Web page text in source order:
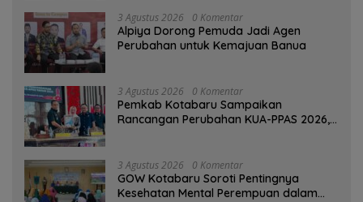
3 Agustus 2026 0 Komentar
‎Alpiya Dorong Pemuda Jadi Agen
Perubahan untuk Kemajuan Banua ‎
3 Agustus 2026 0 Komentar
Pemkab Kotabaru Sampaikan
Rancangan Perubahan KUA-PPAS 2026,
3 Agustus 2026 0 Komentar
GOW Kotabaru Soroti Pentingnya
Kesehatan Mental Perempuan dalam